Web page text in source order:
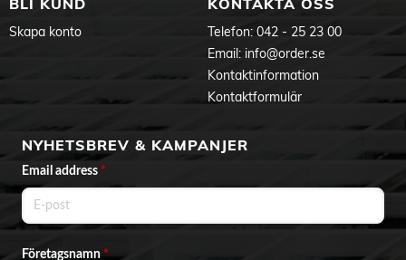
BLI KUND
Skapa konto
KONTAKTA OSS
Telefon: 042 - 25 23 00
Email: info@order.se
Kontaktinformation
Kontaktformulär
NYHETSBREV & KAMPANJER
Email address *
Företagsnamn*